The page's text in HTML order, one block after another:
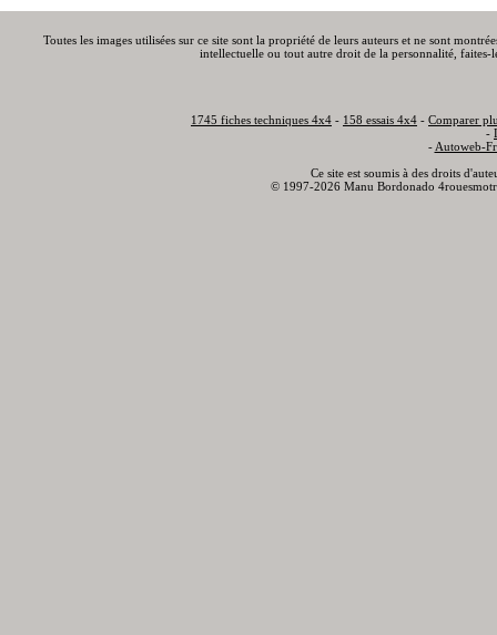
Toutes les images utilisées sur ce site sont la propriété de leurs auteurs et ne sont
intellectuelle ou tout autre droit de la personnalité,
1745 fiches techniques 4x4 - 158 essais 4x4 - Comparer
-
- Autoweb-
Ce site est soumis à des droits
© 1997-2026 Manu Bordonado